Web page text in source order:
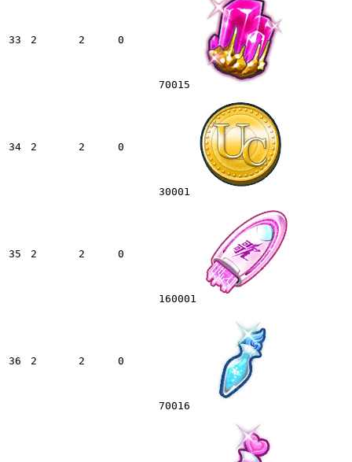
33 2 2 0
70015
34 2 2 0
30001
35 2 2 0
160001
36 2 2 0
70016